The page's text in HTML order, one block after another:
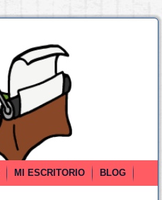
MI ESCRITORIO
BLOG